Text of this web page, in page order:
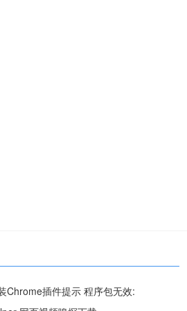
Chrome插件提示 程序包无效: